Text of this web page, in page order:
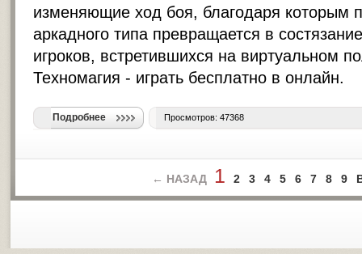
изменяющие ход боя, благодаря которым
аркадного типа превращается в
игроков, встретившихся на виртуальном
Техномагия - играть бесплатно в онлайн.
Подробнее Просмотров: 47368
← НАЗАД 1 2 3 4 5 6 7 8 9